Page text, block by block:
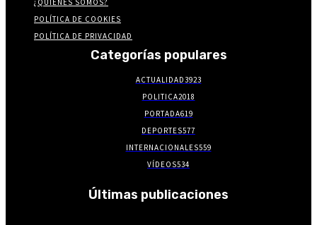
¿QUIENES SOMOS?
POLÍTICA DE COOKIES
POLÍTICA DE PRIVACIDAD
Categorías populares
ACTUALIDAD3923
POLITICA2018
PORTADA619
DEPORTES577
INTERNACIONALES559
VÍDEOS534
Últimas publicaciones